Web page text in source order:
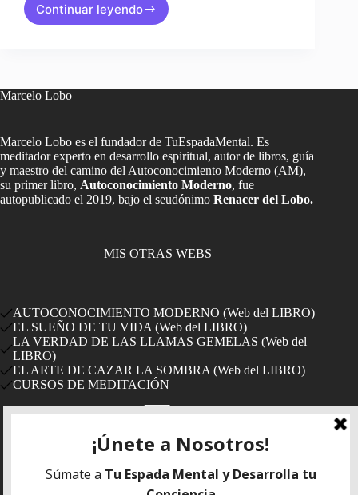
Continuar leyendo
Clase
y
KUNDALINI
Marcelo Lobo
Marcelo Lobo es el fundador de TuEspadaMental. Es
meditador experto en desarrollo espiritual, autor de libros, guía
y maestro del camino del Autoconocimiento Moderno (AM),
su primer libro, Autoconocimiento Moderno, fue
autopublicado el 2019, bajo el seudónimo Renacer del Lobo.
MIS OTRAS WEBS
AUTOCONOCIMIENTO MODERNO (Web del LIBRO)
EL SUEÑO DE TU VIDA (Web del LIBRO)
LA VERDAD DE LAS LLAMAS GEMELAS (Web del
LIBRO)
EL ARTE DE CAZAR LA SOMBRA (Web del LIBRO)
CURSOS DE MEDITACIÓN